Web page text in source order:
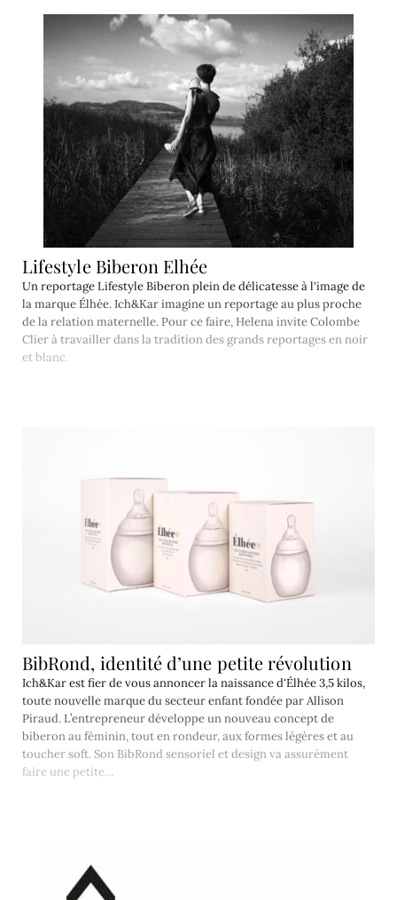
Lifestyle Biberon Elhée
Un reportage Lifestyle Biberon plein de délicatesse à l'image de
la marque Élhée. Ich&Kar imagine un reportage au plus proche
de la relation maternelle. Pour ce faire, Helena invite Colombe
Clier à travailler dans la tradition des grands reportages en noir
et blanc.
BibRond, identité d’une petite révolution
Ich&Kar est fier de vous annoncer la naissance d'Élhée 3,5 kilos,
toute nouvelle marque du secteur enfant fondée par Allison
Piraud. L’entrepreneur développe un nouveau concept de
biberon au féminin, tout en rondeur, aux formes légères et au
toucher soft. Son BibRond sensoriel et design va assurément
faire une petite…